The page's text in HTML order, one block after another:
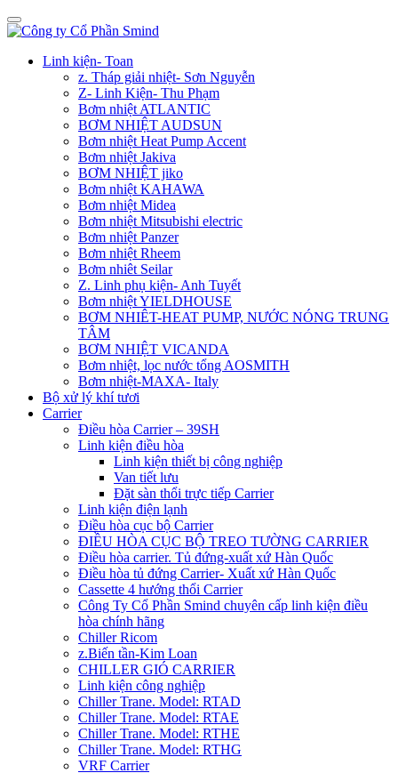
Linh kiện- Toan
z. Tháp giải nhiệt- Sơn Nguyễn
Z- Linh Kiện- Thu Phạm
Bơm nhiệt ATLANTIC
BƠM NHIỆT AUDSUN
Bơm nhiệt Heat Pump Accent
Bơm nhiệt Jakiva
BƠM NHIỆT jiko
Bơm nhiệt KAHAWA
Bơm nhiệt Midea
Bơm nhiệt Mitsubishi electric
Bơm nhiệt Panzer
Bơm nhiệt Rheem
Bơm nhiêt Seilar
Z. Linh phụ kiện- Anh Tuyết
Bơm nhiệt YIELDHOUSE
BƠM NHIÊT-HEAT PUMP, NƯỚC NÓNG TRUNG
TÂM
BƠM NHIỆT VICANDA
Bơm nhiệt, lọc nước tổng AOSMITH
Bơm nhiệt-MAXA- Italy
Bộ xử lý khí tươi
Carrier
Điều hòa Carrier – 39SH
Linh kiện điều hòa
Linh kiện thiết bị công nghiệp
Van tiết lưu
Đặt sàn thổi trực tiếp Carrier
Linh kiện điện lạnh
Điều hòa cục bộ Carrier
ĐIỀU HÒA CỤC BỘ TREO TƯỜNG CARRIER
Điều hòa carrier. Tủ đứng-xuất xứ Hàn Quốc
Điều hòa tủ đứng Carrier- Xuất xứ Hàn Quốc
Cassette 4 hướng thổi Carrier
Công Ty Cổ Phần Smind chuyên cấp linh kiện điều
hòa chính hãng
Chiller Ricom
z.Biến tần-Kim Loan
CHILLER GIÓ CARRIER
Linh kiện công nghiệp
Chiller Trane. Model: RTAD
Chiller Trane. Model: RTAE
Chiller Trane. Model: RTHE
Chiller Trane. Model: RTHG
VRF Carrier